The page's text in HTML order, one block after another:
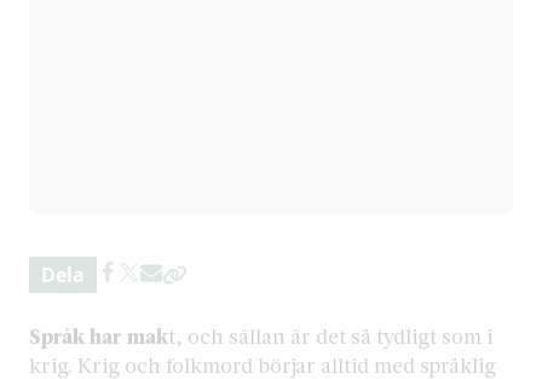
Dela
Språk har makt, och sällan är det så tydligt som i
krig. Krig och folkmord börjar alltid med språklig